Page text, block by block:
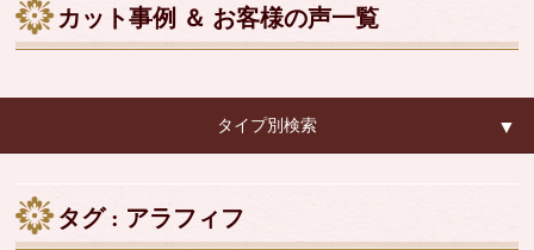
カット事例 ＆ お客様の声一覧
タイプ別検索 ▼
▼
タグ : アラフィフ